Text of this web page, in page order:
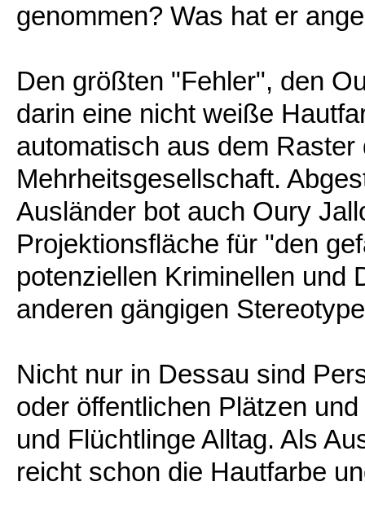
genommen? Was hat er
Den größten "Fehler", den
darin eine nicht weiße
automatisch aus dem
Mehrheitsgesellschaft.
Ausländer bot auch Oury
Projektionsfläche für "den
potenziellen Kriminellen und
anderen gängigen
Nicht nur in Dessau sind
oder öffentlichen Plätzen
und Flüchtlinge Alltag. Als
reicht schon die Hautfarbe